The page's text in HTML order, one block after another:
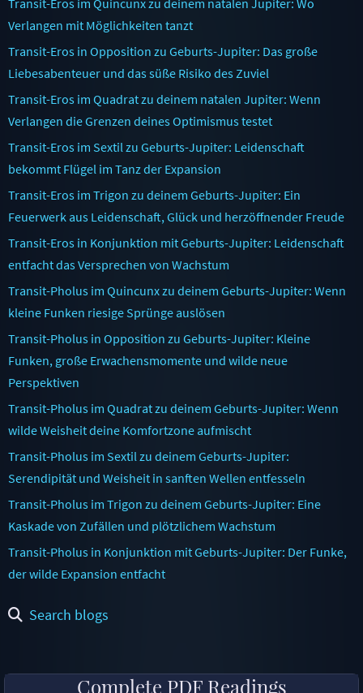
Verlangen mit Möglichkeiten tanzt
Transit-Eros in Opposition zu Geburts-Jupiter: Das große
Liebesabenteuer und das süße Risiko des Zuviel
Transit-Eros im Quadrat zu deinem natalen Jupiter: Wenn
Verlangen die Grenzen deines Optimismus testet
Transit-Eros im Sextil zu Geburts-Jupiter: Leidenschaft
bekommt Flügel im Tanz der Expansion
Transit-Eros im Trigon zu deinem Geburts-Jupiter: Ein
Feuerwerk aus Leidenschaft, Glück und herzöffnender Freude
Transit-Eros in Konjunktion mit Geburts-Jupiter: Leidenschaft
entfacht das Versprechen von Wachstum
Transit-Pholus im Quincunx zu deinem Geburts-Jupiter: Wenn
kleine Funken riesige Sprünge auslösen
Transit-Pholus in Opposition zu Geburts-Jupiter: Kleine
Funken, große Erwachensmomente und wilde neue
Perspektiven
Transit-Pholus im Quadrat zu deinem Geburts-Jupiter: Wenn
wilde Weisheit deine Komfortzone aufmischt
Transit-Pholus im Sextil zu deinem Geburts-Jupiter:
Serendipität und Weisheit in sanften Wellen entfesseln
Transit-Pholus im Trigon zu deinem Geburts-Jupiter: Eine
Kaskade von Zufällen und plötzlichem Wachstum
Transit-Pholus in Konjunktion mit Geburts-Jupiter: Der Funke,
der wilde Expansion entfacht
Search blogs
Complete PDF Readings